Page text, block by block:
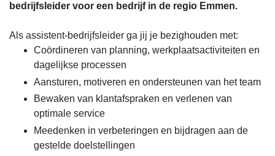
bedrijfsleider voor een bedrijf in de regio Emmen.
Als assistent-bedrijfsleider ga jij je bezighouden met:
Coördineren van planning, werkplaatsactiviteiten en
dagelijkse processen
Aansturen, motiveren en ondersteunen van het team
Bewaken van klantafspraken en verlenen van
optimale service
Meedenken in verbeteringen en bijdragen aan de
gestelde doelstellingen